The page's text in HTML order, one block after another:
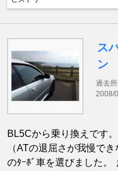
ス
ン
過去
2008/
BL5Cから乗り換えです
（ATの退屈さが我慢で
のﾀｰﾎﾞ車を選びました。